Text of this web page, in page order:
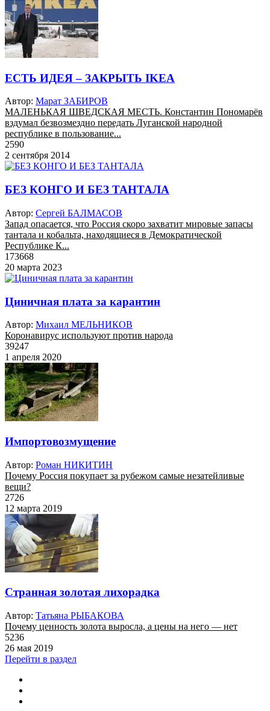
ЕСТЬ ИДЕЯ – ЗАКРЫТЬ IKEA
Автор: Марат ЗАБИРОВ
МАЛЕНЬКАЯ ШВЕДСКАЯ МЕСТЬ. Константин Пономарёв
вздумал безвозмездно передать Луганской народной
республике в пользование...
2590
2 сентября 2014
БЕЗ КОНГО И БЕЗ ТАНТАЛА
Автор: Сергей БАЛМАСОВ
Запад опасается, что Россия скоро захватит мировые запасы
тантала и кобальта, находящиеся в Демократической
Республике К...
173668
20 марта 2023
Циничная плата за карантин
Автор: Михаил МЕЛЬНИКОВ
Коронавирус используют против народа
39247
1 апреля 2020
Импортовозмущение
Автор: Роман НИКИТИН
Почему Россия покупает за рубежом самые незатейливые
вещи?
2726
12 марта 2019
Странная золотая лихорадка
Автор: Татьяна РЫБАКОВА
Почему ценность золота выросла, а цены на него — нет
5236
26 мая 2019
Перейти в раздел